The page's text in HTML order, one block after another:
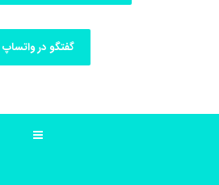
گفتگو در واتساپ